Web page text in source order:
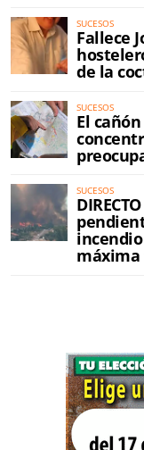
SUCESOS
Fallece
de la
SUCESOS
El
SUCESOS